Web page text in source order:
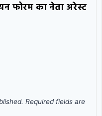
फोरम का नेता अरेस्ट
Required fields are